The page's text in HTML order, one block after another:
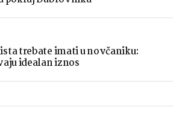
trebate imati u novčaniku:
idealan iznos